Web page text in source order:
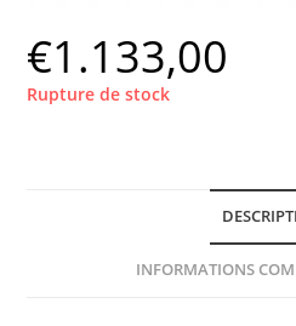
€1.133,00
Rupture de stock
INFORMATIONS